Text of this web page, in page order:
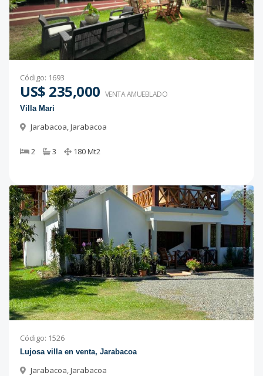
Código: 1693
US$ 235,000 VENTA AMUEBLADO
Villa Mari
Jarabacoa,Jarabacoa
2 3 180Mt2
Código: 1526
Lujosa villa en venta, Jarabacoa
Jarabacoa,Jarabacoa